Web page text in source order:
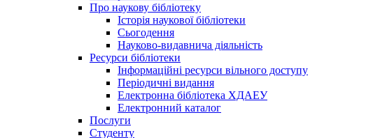
Про наукову бібліотеку
Історія наукової бібліотеки
Сьогодення
Науково-видавнича діяльність
Ресурси бібліотеки
Інформаційні ресурси вільного доступу
Періодичні видання
Електронна бібліотека ХДАЕУ
Електронний каталог
Послуги
Студенту